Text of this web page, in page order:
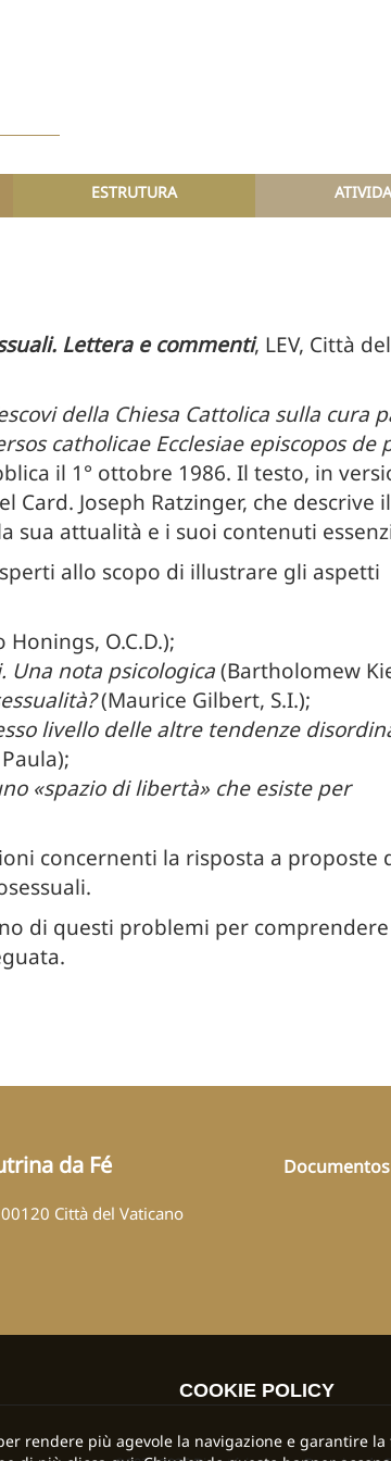
ESTRUTURA
Lettera e commenti, LEV, Città
della Chiesa Cattolica sulla cura
catholicae Ecclesiae episcopos de
il 1° ottobre 1986. Il testo, in
Joseph Ratzinger, che descrive
sua attualità e i suoi contenuti
allo scopo di illustrare gli aspetti
Honings, O.C.D.);
Una nota psicologica(Bartholomew
(Maurice Gilbert, S.I.);
livello delle altre tendenze
«spazio di libertà» che esiste per
concernenti la risposta a proposte
di questi problemi per
da Fé
Città del Vaticano
Documentos
COOKIE POLICY
rendere più agevole la navigazione e garantire